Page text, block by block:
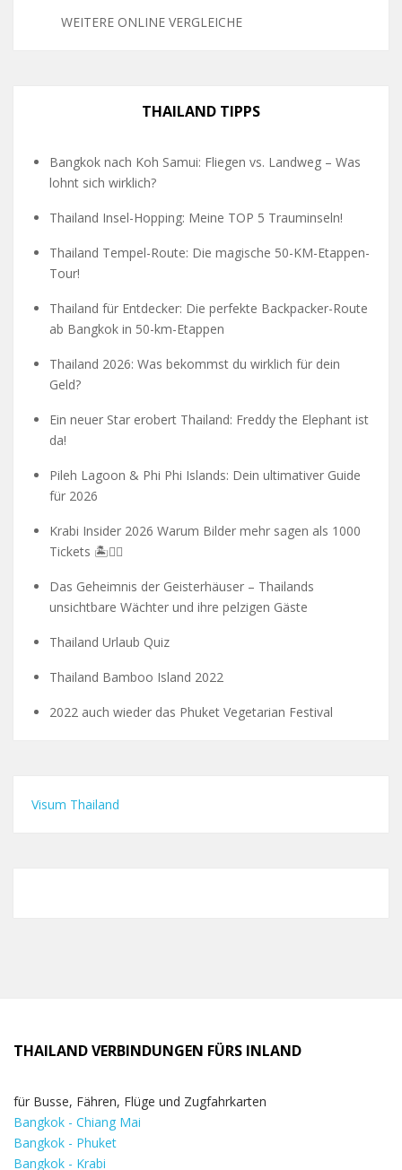
WEITERE ONLINE VERGLEICHE
THAILAND TIPPS
Bangkok nach Koh Samui: Fliegen vs. Landweg – Was
lohnt sich wirklich?
Thailand Insel-Hopping: Meine TOP 5 Trauminseln!
Thailand Tempel-Route: Die magische 50-KM-Etappen-
Tour!
Thailand für Entdecker: Die perfekte Backpacker-Route
ab Bangkok in 50-km-Etappen
Thailand 2026: Was bekommst du wirklich für dein
Geld?
Ein neuer Star erobert Thailand: Freddy the Elephant ist
da!
Pileh Lagoon & Phi Phi Islands: Dein ultimativer Guide
für 2026
Krabi Insider 2026 Warum Bilder mehr sagen als 1000
Tickets 🏝️🧗‍♂️
Das Geheimnis der Geisterhäuser – Thailands
unsichtbare Wächter und ihre pelzigen Gäste
Thailand Urlaub Quiz
Thailand Bamboo Island 2022
2022 auch wieder das Phuket Vegetarian Festival
Visum Thailand
THAILAND VERBINDUNGEN FÜRS INLAND
für Busse, Fähren, Flüge und Zugfahrkarten
Bangkok - Chiang Mai
Bangkok - Phuket
Bangkok - Krabi